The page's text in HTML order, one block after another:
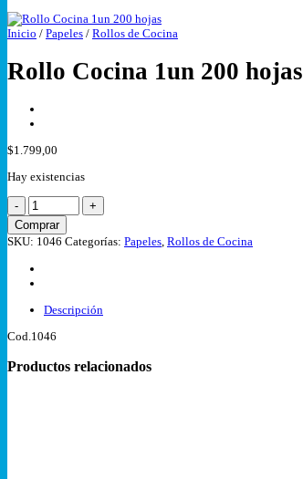
Inicio / Papeles / Rollos de Cocina
Rollo Cocina 1un 200 hojas
$1.799,00
Hay existencias
Rollo
Cocina
1un
200
cantidad
Comprar
SKU: 1046 Categorías: Papeles, Rollos de Cocina
Descripción
Cod.1046
Productos relacionados